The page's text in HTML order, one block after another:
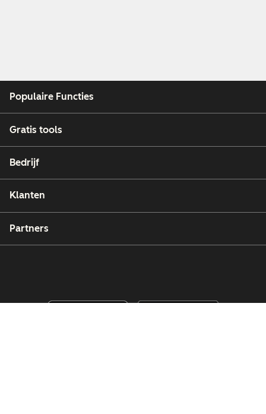
Populaire Functies
Gratis tools
Bedrijf
Klanten
Partners